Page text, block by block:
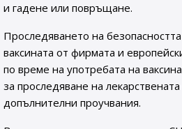
и гадене или повръщане.
Проследяването на
ваксината от фирмата и
по време на употребата на
за проследяване на
допълнителни проучвания.